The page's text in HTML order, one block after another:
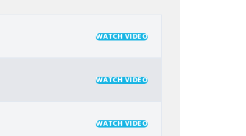
WATCH VIDEO
WATCH VIDEO
WATCH VIDEO